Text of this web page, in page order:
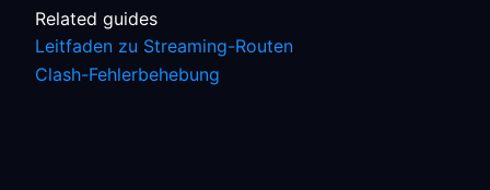
Related guides
Leitfaden zu Streaming-Routen
Clash-Fehlerbehebung